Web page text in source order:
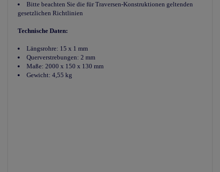
Bitte beachten Sie die für Traversen-Konstruktionen geltenden
gesetzlichen Richtlinien
Technische Daten:
Längsrohre: 15 x 1 mm
Querverstrebungen: 2 mm
Maße: 2000 x 150 x 130 mm
Gewicht: 4,55 kg